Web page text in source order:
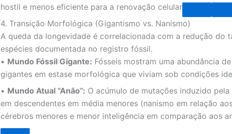
hostil e menos eficiente para a renovação celular
4. Transição Morfológica (Gigantismo vs. Nanismo)
A queda da longevidade é correlacionada com a redução do
espécies documentada no registro fóssil.
• Mundo Fóssil Gigante: Fósseis mostram uma abundância
gigantes em estase morfológica que viviam sob condições
• Mundo Atual “Anão”: O acúmulo de mutações induzido
em descendentes em média menores (nanismo em relação
cérebros menores e menor inteligência em comparação aos